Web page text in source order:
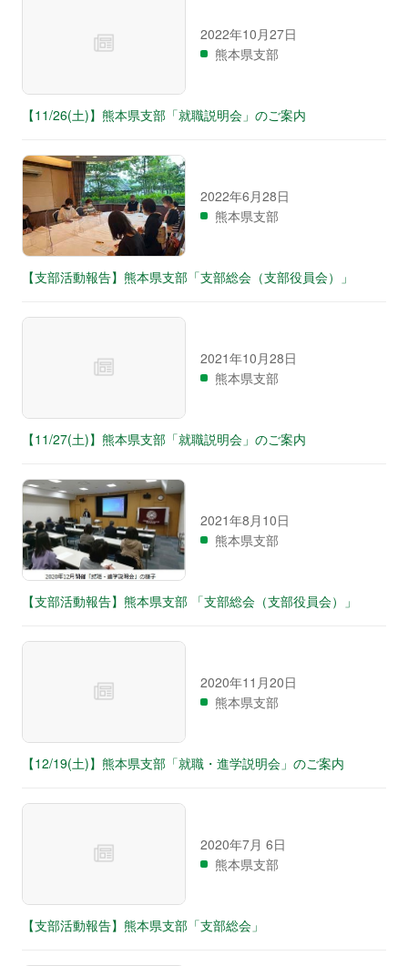
2022年10月27日
熊本県支部
【11/26(土)】熊本県支部「就職説明会」のご案内
2022年6月28日
熊本県支部
【支部活動報告】熊本県支部「支部総会（支部役員会）」
2021年10月28日
熊本県支部
【11/27(土)】熊本県支部「就職説明会」のご案内
2021年8月10日
熊本県支部
【支部活動報告】熊本県支部 「支部総会（支部役員会）」
2020年11月20日
熊本県支部
【12/19(土)】熊本県支部「就職・進学説明会」のご案内
2020年7月 6日
熊本県支部
【支部活動報告】熊本県支部「支部総会」